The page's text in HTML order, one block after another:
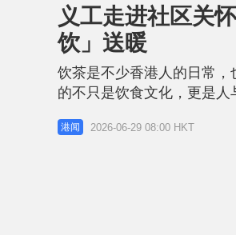
u
t
e
d
e
d
:
8
%
义工走进社区关
饮」送暖
饮茶是不少香港人的日常
的不只是饮食文化，更是
梁，举办「区区有茶饮」
前举行启动礼，中电邀请
港闻 2026-06-29 08:00 HKT